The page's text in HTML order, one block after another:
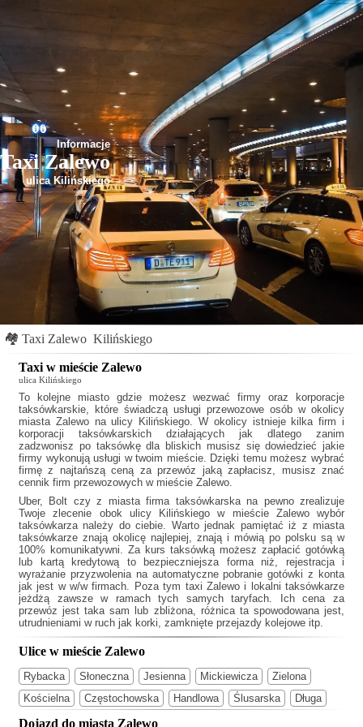
Informacje
Taxi Zalewo
ulica Kilińskiego
🏘 Taxi Zalewo Kilińskiego
Taxi w mieście Zalewo
ulica Kilińskiego
To kolejne miasto gdzie możesz wezwać firmy oraz korporacje
taksówkarskie, które świadczą usługi przewozowe osób w okolicy
miasta Zalewo na ulicy Kilińskiego. W okolicy istnieje kilka firm i
korporacji taksówkarskich działających jak dlatego zanim
zadzwonisz po taksówkę dla bliskich musisz się dowiedzieć jakie
firmy wykonują usługi w twoim mieście. Dzięki temu możesz wybrać
firmę z najtańszą ceną za przewóz jaką zapłacisz, musisz znać
cennik firm przewozowych w mieście Zalewo.
Uber, Bolt czy z miasta firma taksówkarska na pewno zrealizuje
Twoje zlecenie obok ulicy Kilińskiego w mieście Zalewo wybór
taksówkarza należy do ciebie. Warto jednak pamiętać iż z miasta
taksówkarze znają okolicę najlepiej, znają i mówią po polsku są w
100% komunikatywni. Za kurs taksówką możesz zapłacić gotówką
lub kartą kredytową to bezpieczniejsza forma niż, rejestracja i
wyrażanie przyzwolenia na automatyczne pobranie gotówki z konta
jak jest w w/w firmach. Poza tym taxi Zalewoi lokalni taksówkarze
jeżdżą zawsze w ramach tych samych taryfach. Ich cena za
przewóz jest taka sam lub zbliżona, różnica ta spowodowana jest,
utrudnieniami w ruch jak korki, zamknięte przejazdy kolejowe itp.
Ulice w mieście Zalewo
Rybacka Słoneczna Jesienna Mickiewicza
Zielona
Kościelna
Częstochowska Handlowa Ślusarska Długa
Dojazd do miasta Zalewo